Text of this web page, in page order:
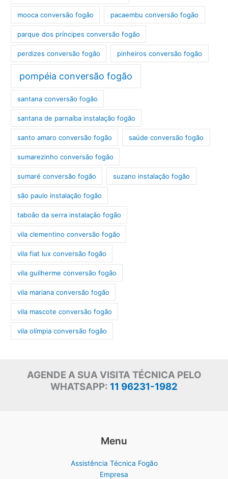
mooca conversão fogão pacaembu conversão fogão
parque dos príncipes conversão fogão
perdizes conversão fogão pinheiros conversão fogão
pompéia conversão fogão
santana conversão fogão
santana de parnaíba instalação fogão
santo amaro conversão fogão saúde conversão fogão
sumarezinho conversão fogão
sumaré conversão fogão suzano instalação fogão
são paulo instalação fogão
taboão da serra instalação fogão
vila clementino conversão fogão
vila fiat lux conversão fogão
vila guilherme conversão fogão
vila mariana conversão fogão
vila mascote conversão fogão
vila olímpia conversão fogão
AGENDE A SUA VISITA TÉCNICA PELO
WHATSAPP: 11 96231-1982
Menu
Assistência Técnica Fogão
Empresa